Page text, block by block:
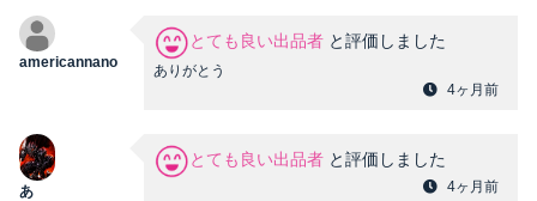
americannano
とても良い出品者 と評価しました
ありがとう
4ヶ月前
あ
とても良い出品者 と評価しました
4ヶ月前